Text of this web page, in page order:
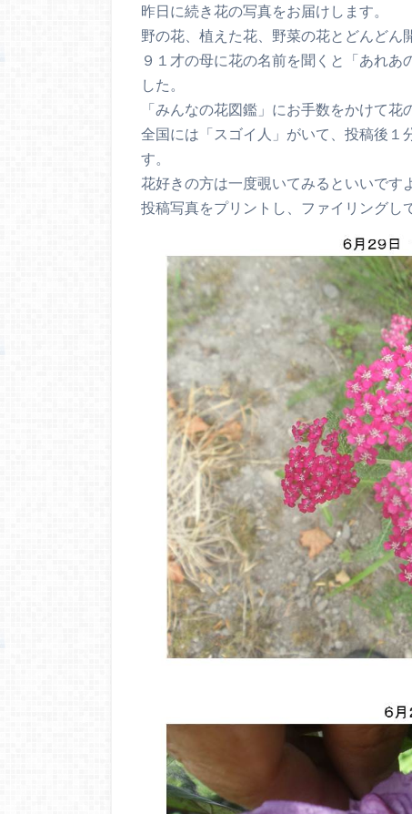
昨日に続き花の写真をお届けします。
野の花、植えた花、野菜の花とどんどん
９１才の母に花の名前を聞くと「あれ
した。
「みんなの花図鑑」にお手数をかけて花
全国には「スゴイ人」がいて、投稿後１
す。
花好きの方は一度覗いてみるといいです
投稿写真をプリントし、ファイリングし